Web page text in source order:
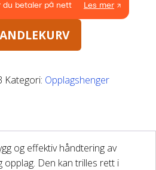
Kategori: Opplagshenger
og effektiv håndtering av
opplag. Den kan trilles rett i